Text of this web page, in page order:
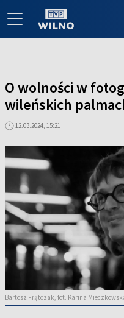
O wolności w
wileńskich
12.03.2024, 15:21
Bartosz Frątczak, fot. Karina